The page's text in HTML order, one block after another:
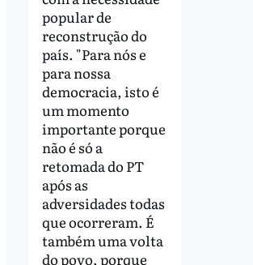
popular de
reconstrução do
país. "Para nós e
para nossa
democracia, isto é
um momento
importante porque
não é só a
retomada do PT
após as
adversidades todas
que ocorreram. É
também uma volta
do povo, porque